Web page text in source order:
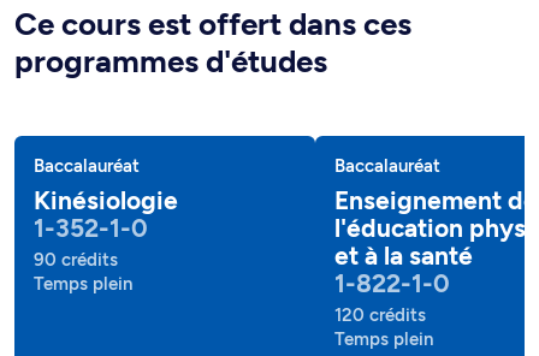
Ce cours est offert dans ces
programmes d'études
Baccalauréat
Kinésiologie
1-352-1-0
90 crédits
Temps plein
Baccalauréat
Enseignement de
l'éducation
et à la santé
1-822-1-0
120 crédits
Temps plein